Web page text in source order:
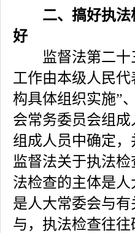
二、搞好执
好
监督法第二十三
工作由本级人民
构具体组织实施”
会常务委员会组
组成人员中确定
监督法关于执法
法检查的主体是
是人大常委会与
与，执法检查往